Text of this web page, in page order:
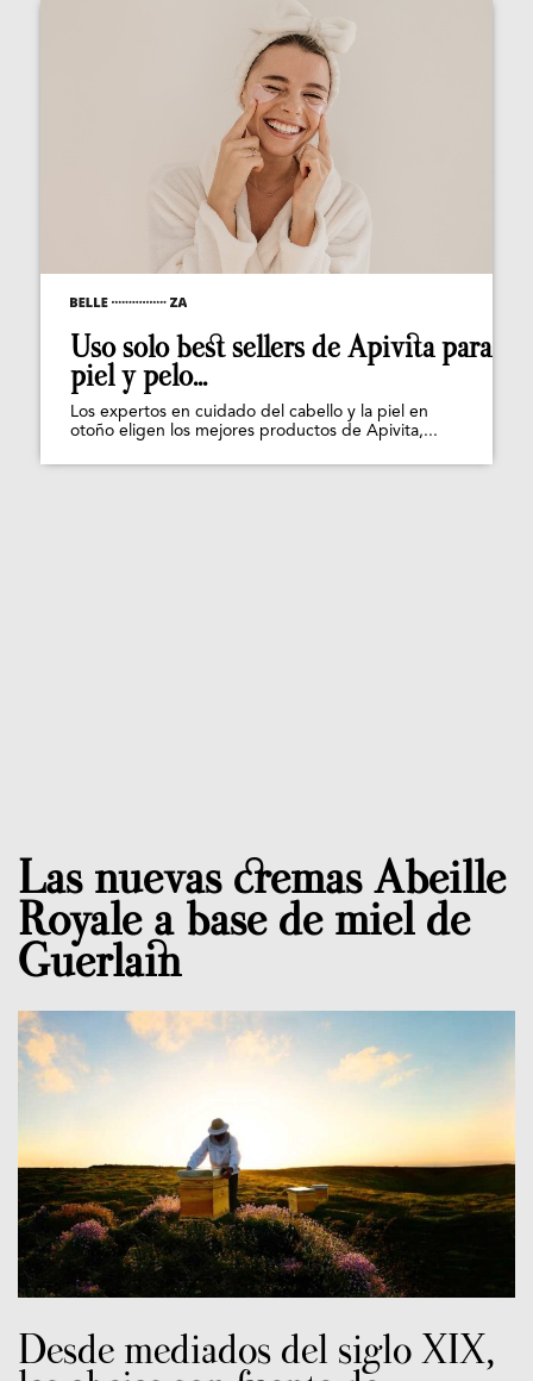
Uso solo best sellers de Apivita para
piel y pelo...
Los expertos en cuidado del cabello y la piel en
otoño eligen los mejores productos de Apivita,...
Las nuevas cremas Abeille
Royale a base de miel de
Guerlain
Desde mediados del siglo XIX,